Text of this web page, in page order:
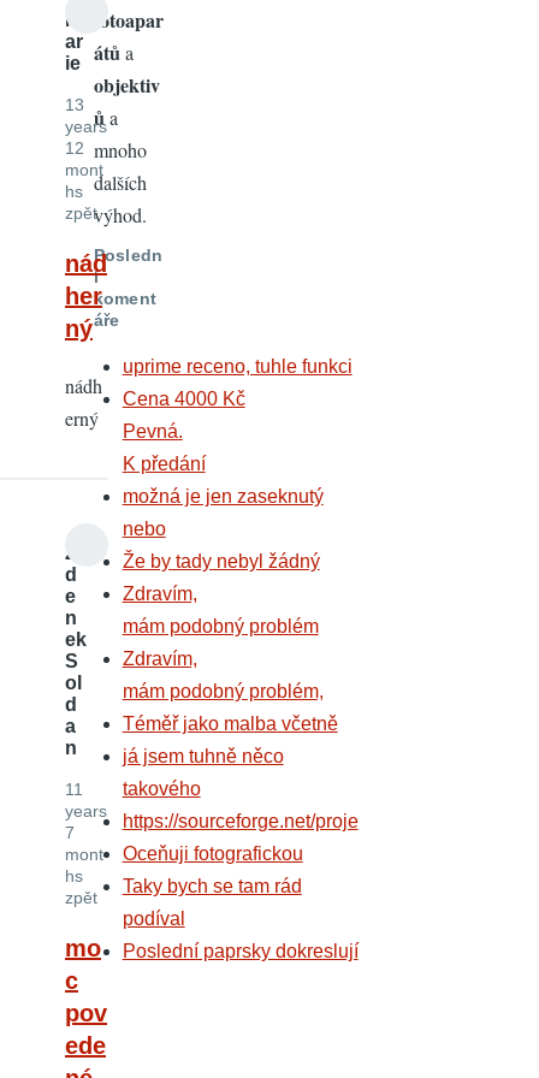
M
ar
ie
13
years
12
mont
hs
zpět
nád
her
ný
nádh
erný
Z
d
e
n
ek
S
ol
d
a
n
11
years
7
mont
hs
zpět
mo
c
pov
ede
fotoapar
átů a
objektiv
ů a
mnoho
dalších
výhod.
Posledn
í
koment
áře
uprime receno, tuhle funkci
Cena 4000 Kč
Pevná.
K předání
možná je jen zaseknutý
nebo
Že by tady nebyl žádný
Zdravím,
mám podobný problém
Zdravím,
mám podobný problém,
Téměř jako malba včetně
já jsem tuhně něco
takového
https://sourceforge.net/proje
Oceňuji fotografickou
Taky bych se tam rád
podíval
Poslední paprsky dokreslují